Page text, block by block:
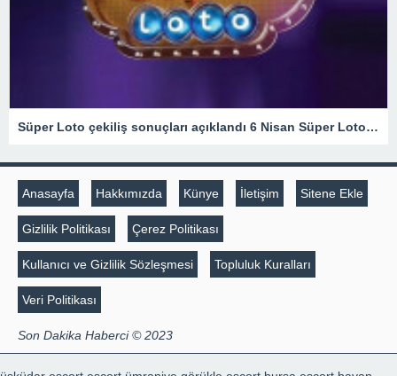
Süper Loto çekiliş sonuçları açıklandı 6 Nisan Süper Loto çekilişinde düşen numaralar şöyle: – Son Haberler
Anasayfa Hakkımızda Künye İletişim Sitene Ekle
Gizlilik Politikası Çerez Politikası
Kullanıcı ve Gizlilik Sözleşmesi Topluluk Kuralları
Veri Politikası
Son Dakika Haberci © 2023